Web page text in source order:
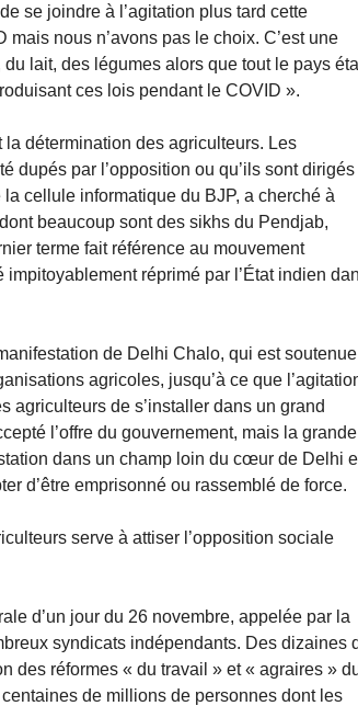
se joindre à l’agitation plus tard cette
nous n’avons pas le choix. C’est une
lait, des légumes alors que tout le pays
ces lois pendant le COVID ».
détermination des agriculteurs. Les
dupés par l’opposition ou qu’ils sont dirigés
cellule informatique du BJP, a cherché à
beaucoup sont des sikhs du Pendjab,
terme fait référence au mouvement
réprimé par l’État indien
de Delhi Chalo, qui est soutenue
agricoles, jusqu’à ce que
agriculteurs de s’installer dans un grand
l’offre du gouvernement, mais la grande
dans un champ loin du cœur de Delhi
d’être emprisonné ou rassemblé de force.
serve à attiser l’opposition sociale
d’un jour du 26 novembre, appelée par la
syndicats indépendants. Des dizaines
des réformes « du travail » et « agraires »
de millions de personnes dont les